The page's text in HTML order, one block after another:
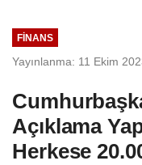
FINANS
Yayınlanma: 11 Ekim
Açıklama
Herkese